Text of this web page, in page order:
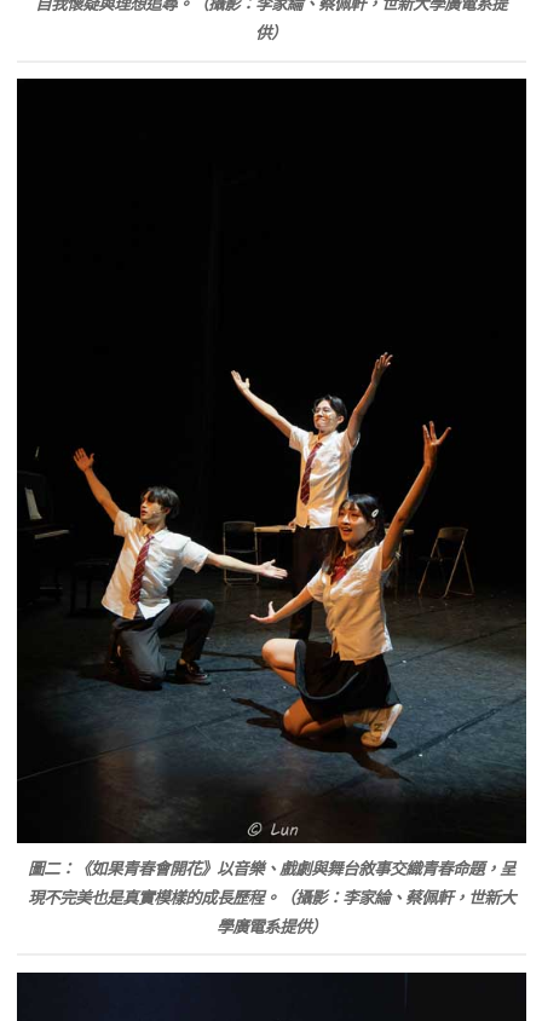
自我懷疑與理想追尋。（攝影：李家綸、蔡佩軒，世新大學廣電系提
供）
圖二：《如果青春會開花》以音樂、戲劇與舞台敘事交織青春命題，呈
現不完美也是真實模樣的成長歷程。（攝影：李家綸、蔡佩軒，世新大
學廣電系提供）